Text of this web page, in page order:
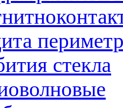
стекла